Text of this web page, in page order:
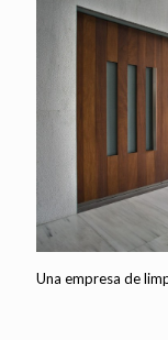
Una empresa de